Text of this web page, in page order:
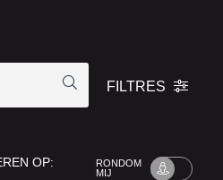
FILTRES
OP:
RONDOM
MIJ